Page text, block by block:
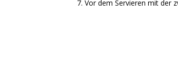
Vor dem Servieren mit der